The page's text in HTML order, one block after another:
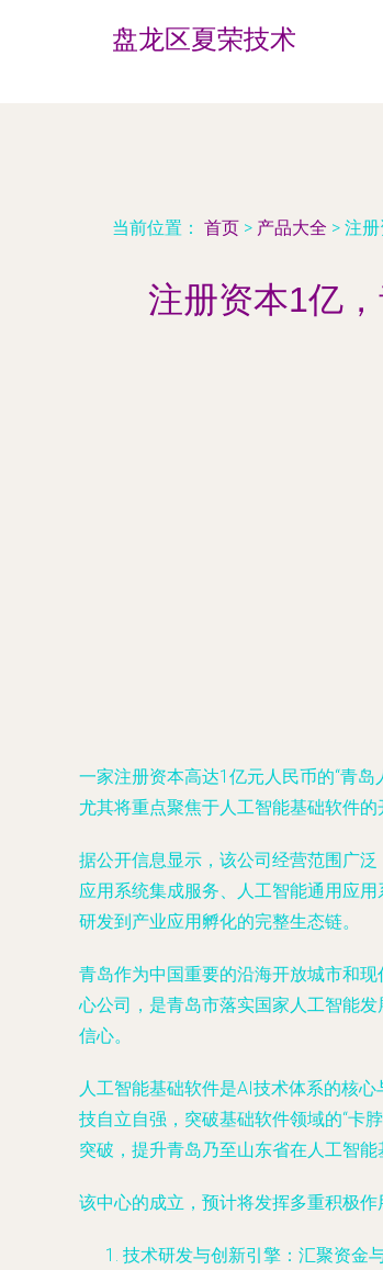
盘龙区夏荣技术
当前位置： 首页 > 产品大全 > 注
注册资本1亿
一家注册资本高达1亿元人民币的“青
尤其将重点聚焦于人工智能基础软件
据公开信息显示，该公司经营范围广
应用系统集成服务、人工智能通用应
研发到产业应用孵化的完整生态链。
青岛作为中国重要的沿海开放城市和
心公司，是青岛市落实国家人工智能
信心。
人工智能基础软件是AI技术体系的核
技自立自强，突破基础软件领域的“卡
突破，提升青岛乃至山东省在人工智能
该中心的成立，预计将发挥多重积极作
技术研发与创新引擎 ：汇聚资金